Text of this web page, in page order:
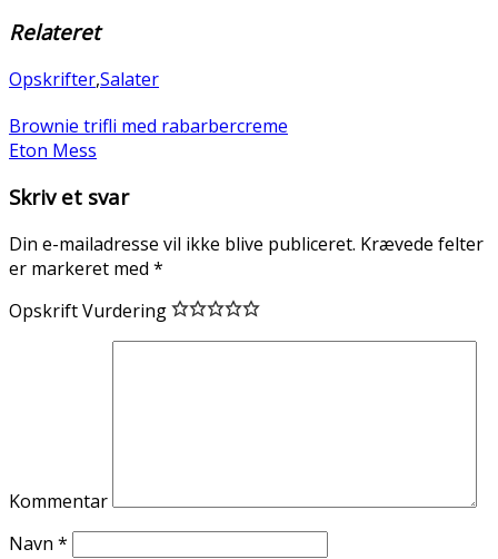
Relateret
Opskrifter,Salater
Brownie trifli med rabarbercreme
Eton Mess
Skriv et svar
Din e-mailadresse vil ikke blive publiceret. Krævede felter
er markeret med *
Opskrift Vurdering
Kommentar
Navn *